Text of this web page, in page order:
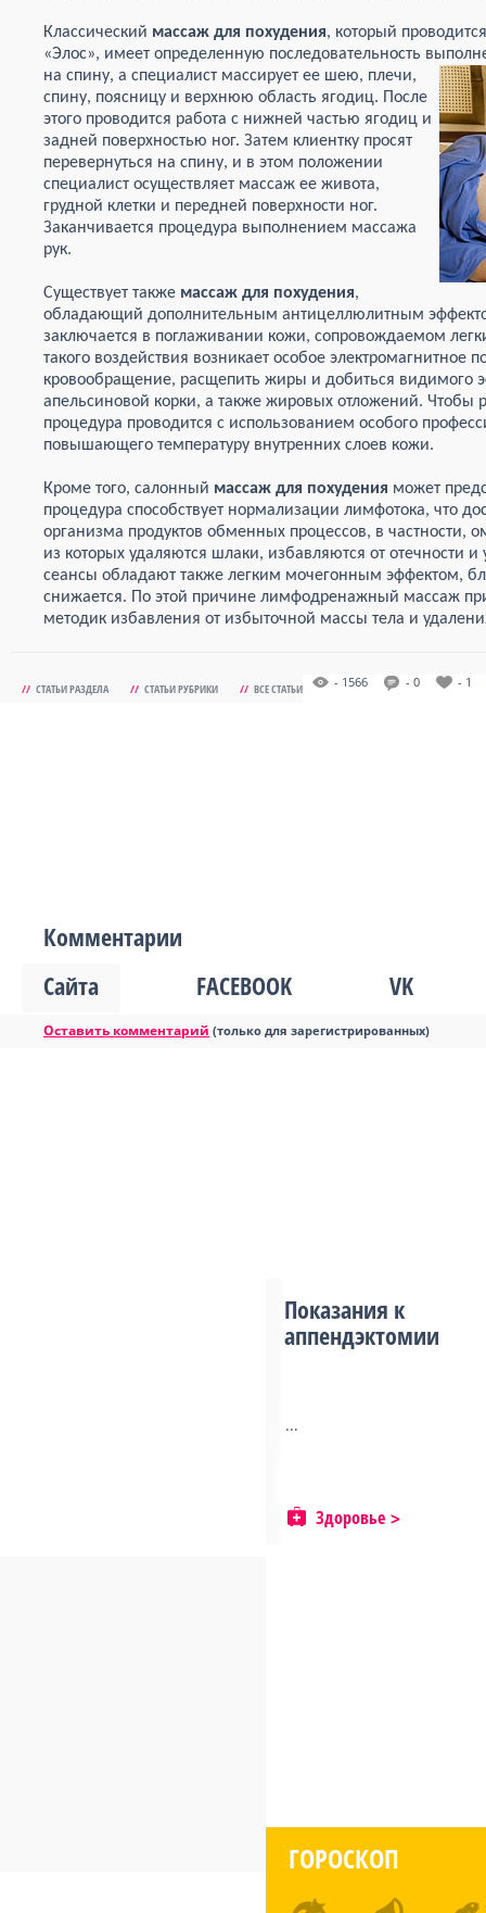
Классический массаж для похудения, который
«Элос», имеет определенную последовательность
на спину, а специалист массирует ее шею, плечи,
спину, поясницу и верхнюю область ягодиц. После
этого проводится работа с нижней частью ягодиц и
задней поверхностью ног. Затем клиентку просят
перевернуться на спину, и в этом положении
специалист осуществляет массаж ее живота,
грудной клетки и передней поверхности ног.
Заканчивается процедура выполнением массажа
рук.
Существует также массаж для похудения,
обладающий дополнительным антицеллюлитным
заключается в поглаживании кожи, сопровождаемом
такого воздействия возникает особое электромагнитное
кровообращение, расщепить жиры и добиться видимого
апельсиновой корки, а также жировых отложений. Чтобы
процедура проводится с использованием особого
повышающего температуру внутренних слоев кожи.
Кроме того, салонный массаж для похудения может
процедура способствует нормализации лимфотока, что
организма продуктов обменных процессов, в частности,
из которых удаляются шлаки, избавляются от
сеансы обладают также легким мочегонным эффектом,
снижается. По этой причине лимфодренажный массаж
методик избавления от избыточной массы тела и
// СТАТЬИ РАЗДЕЛА // СТАТЬИ РУБРИКИ // ВСЕ СТАТЬИ - 1566 - 0 - 1
Комментарии
Сайта
FACEBOOK VK
Оставить комментарий (только для зарегистрированных)
Показания к
аппендэктомии
...
Здоровье
ГОРОСКОП